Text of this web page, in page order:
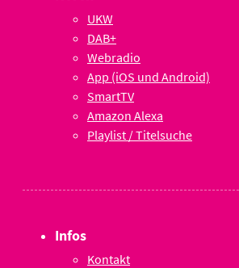
UKW
DAB+
Webradio
App (iOS und Android)
SmartTV
Amazon Alexa
Playlist / Titelsuche
Infos
Kontakt